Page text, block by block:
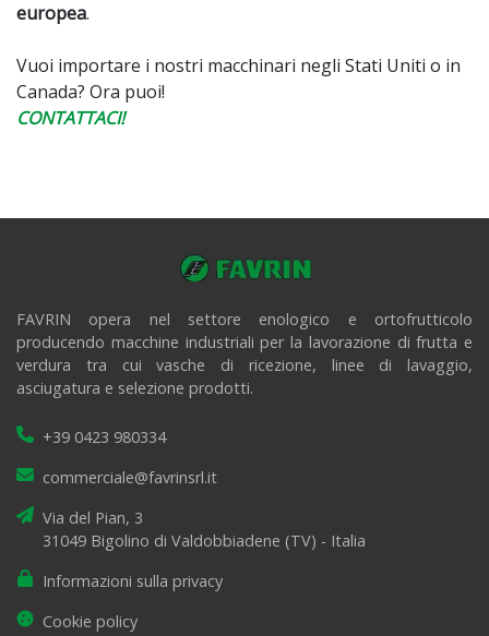
europea.
Vuoi importare i nostri macchinari negli Stati Uniti o in
Canada? Ora puoi!
CONTATTACI!
FAVRIN opera nel settore enologico e ortofrutticolo
producendo macchine industriali per la lavorazione di frutta e
verdura tra cui vasche di ricezione, linee di lavaggio,
asciugatura e selezione prodotti.
+39 0423 980334
commerciale@favrinsrl.it
Via del Pian, 3
31049 Bigolino di Valdobbiadene (TV) - Italia
Informazioni sulla privacy
Cookie policy